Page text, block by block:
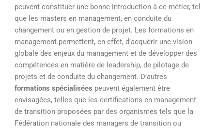
peuvent constituer une bonne introduction à ce métier, tel
que les masters en management, en conduite du
changement ou en gestion de projet. Les formations en
management permettent, en effet, d’acquérir une vision
globale des enjeux du management et de développer des
compétences en matière de leadership, de pilotage de
projets et de conduite du changement. D’autres
formations spécialisées peuvent également être
envisagées, telles que les certifications en management
de transition proposées par des organismes tels que la
Fédération nationale des managers de transition ou